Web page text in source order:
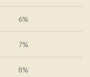
6%
7%
8%